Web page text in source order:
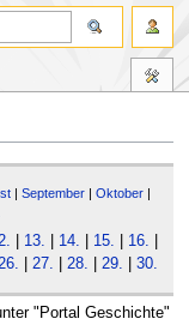
| September | Oktober |
13. 14. 15. 16.
27. 28. 29. 30.
"Portal Geschichte"